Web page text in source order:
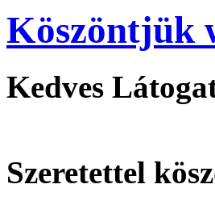
Köszöntjük
Kedves
Szeretettel